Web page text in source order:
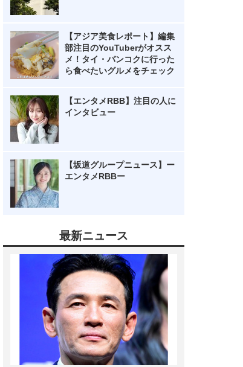
【アジア美食レポート】編集
部注目のYouTuberがオスス
メ！タイ・バンコクに行った
ら食べたいグルメをチェック
【エンタメRBB】注目の人に
インタビュー
【坂道グループニュース】ー
エンタメRBBー
最新ニュース